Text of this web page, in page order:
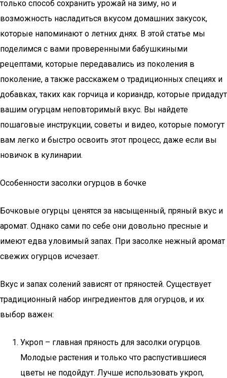
только способ сохранить урожай на зиму, но и
возможность насладиться вкусом домашних закусок,
которые напоминают о летних днях. В этой статье мы
поделимся с вами проверенными бабушкиными
рецептами, которые передавались из поколения в
поколение, а также расскажем о традиционных специях и
добавках, таких как горчица и кориандр, которые придадут
вашим огурцам неповторимый вкус. Вы найдете
пошаговые инструкции, советы и видео, которые помогут
вам легко и быстро освоить этот процесс, даже если вы
новичок в кулинарии.
Особенности засолки огурцов в бочке
Бочковые огурцы ценятся за насыщенный, пряный вкус и
аромат. Однако сами по себе они довольно пресные и
имеют едва уловимый запах. При засолке нежный аромат
свежих огурцов исчезает.
Вкус и запах солений зависят от пряностей. Существует
традиционный набор ингредиентов для огурцов, и их
выбор важен:
Укроп – главная пряность для засолки огурцов.
Молодые растения и только что распустившиеся
цветы не подойдут. Лучше использовать укроп,